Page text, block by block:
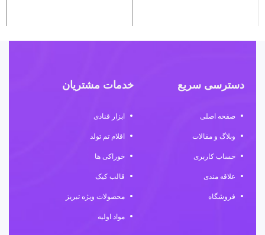
دسترسی سریع
صفحه اصلی
وبلاگ و مقالات
حساب کاربری
علاقه مندی
فروشگاه
خدمات مشتریان
ابزار قنادی
اقلام تم تولد
خوراکی ها
قالب کیک
محصولات ویژه تبریز
مواد اولیه